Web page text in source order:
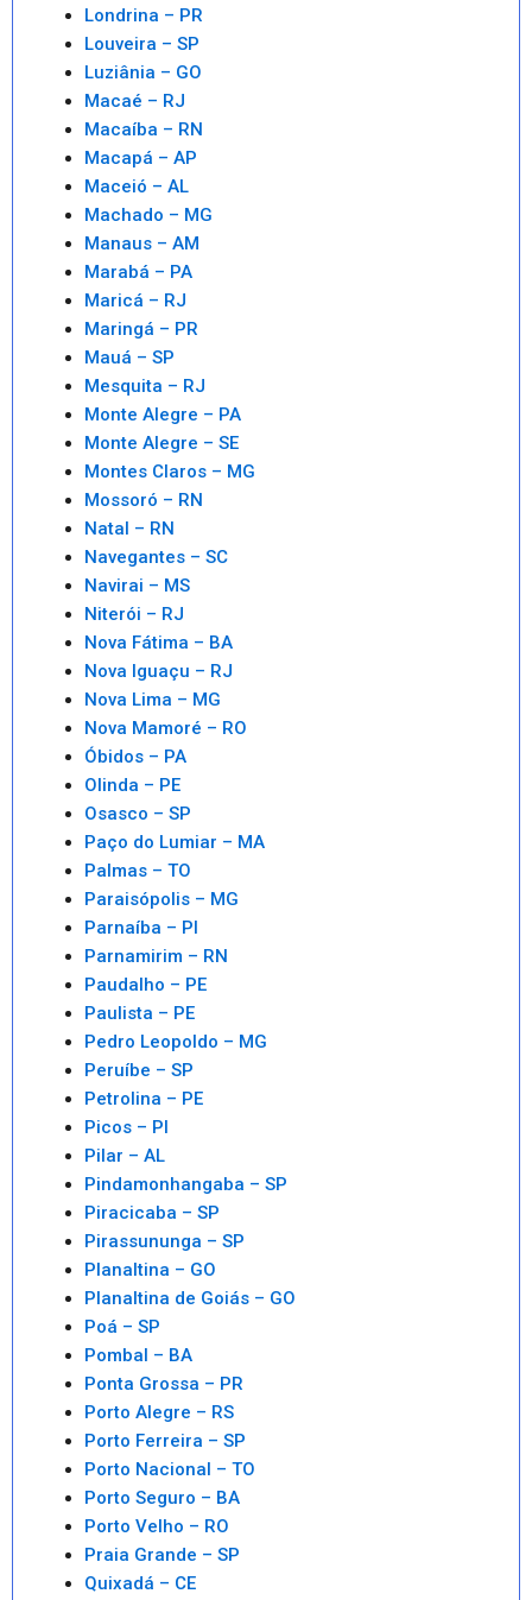
Londrina – PR
Louveira – SP
Luziânia – GO
Macaé – RJ
Macaíba – RN
Macapá – AP
Maceió – AL
Machado – MG
Manaus – AM
Marabá – PA
Maricá – RJ
Maringá – PR
Mauá – SP
Mesquita – RJ
Monte Alegre – PA
Monte Alegre – SE
Montes Claros – MG
Mossoró – RN
Natal – RN
Navegantes – SC
Navirai – MS
Niterói – RJ
Nova Fátima – BA
Nova Iguaçu – RJ
Nova Lima – MG
Nova Mamoré – RO
Óbidos – PA
Olinda – PE
Osasco – SP
Paço do Lumiar – MA
Palmas – TO
Paraisópolis – MG
Parnaíba – PI
Parnamirim – RN
Paudalho – PE
Paulista – PE
Pedro Leopoldo – MG
Peruíbe – SP
Petrolina – PE
Picos – PI
Pilar – AL
Pindamonhangaba – SP
Piracicaba – SP
Pirassununga – SP
Planaltina – GO
Planaltina de Goiás – GO
Poá – SP
Pombal – BA
Ponta Grossa – PR
Porto Alegre – RS
Porto Ferreira – SP
Porto Nacional – TO
Porto Seguro – BA
Porto Velho – RO
Praia Grande – SP
Quixadá – CE